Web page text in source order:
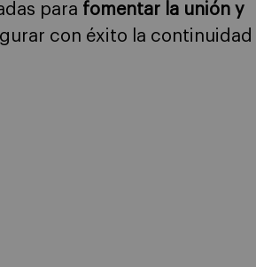
para fomentar la unión y
con éxito la continuidad